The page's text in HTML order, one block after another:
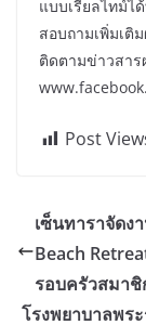
แบบเรียลไทม์ไ
สอบถามเพิ่มเติ
ติดตามข่าวสาร
Post
เซ็นทาราจัดง
Beach
รอบครัวสมาชิ
โรงพยาบาลพร